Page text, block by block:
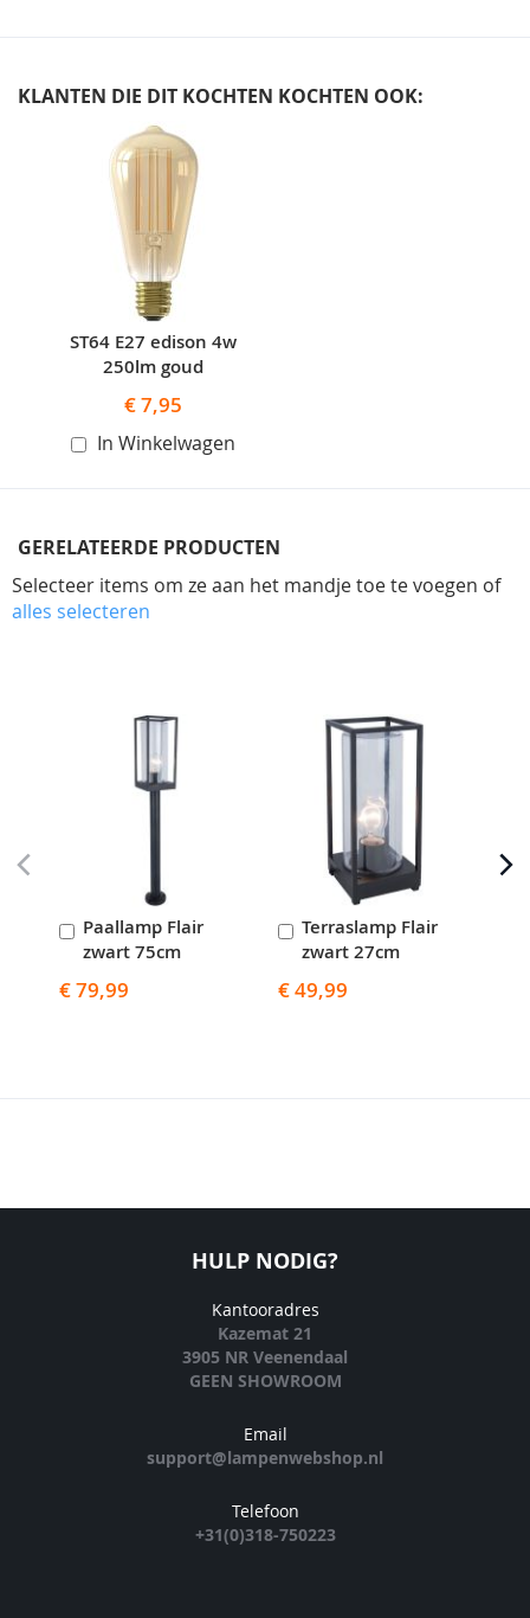
KLANTEN DIE DIT KOCHTEN KOCHTEN OOK:
carousel
ST64 E27 edison 4w
250lm goud
€ 7,95
In Winkelwagen
GERELATEERDE PRODUCTEN
Selecteer items om ze aan het mandje toe te voegen of
alles selecteren
Paallamp Flair
zwart 75cm
€ 79,99
In
Winkelwagen
Terraslamp Flair
zwart 27cm
€ 49,99
In
Winkelwagen
HULP NODIG?
Kantooradres
Kazemat 21
3905 NR Veenendaal
GEEN SHOWROOM
Email
support@lampenwebshop.nl
Telefoon
+31(0)318-750223